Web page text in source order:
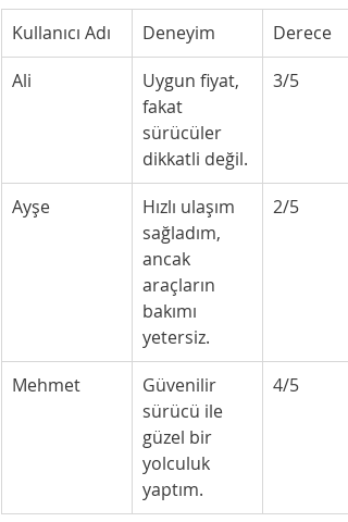
Kullanıcı Adı Deneyim
Derece
Ali
Uygun fiyat,
fakat
sürücüler
dikkatli değil.
3/5
Ayşe
Hızlı ulaşım
sağladım,
ancak
araçların
bakımı
yetersiz.
2/5
Mehmet
Güvenilir
sürücü ile
güzel bir
yolculuk
yaptım.
4/5